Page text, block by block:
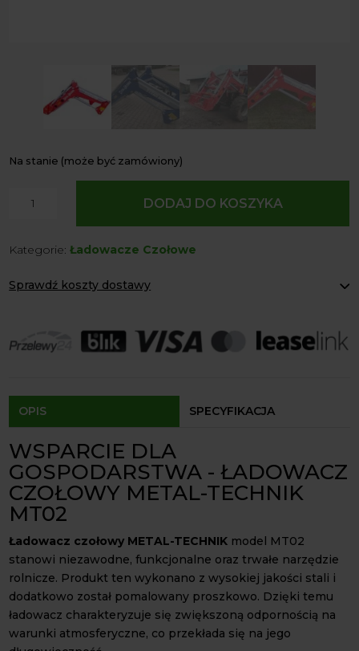
Na stanie (może być zamówiony)
METAL-
Model
DODAJ DO KOSZYKA
Kategorie:Ładowacze Czołowe
Sprawdź koszty dostawy
Agrol transport: 200 zł
Agrol transport gabaryty: ustalane indywidualnie
Dostępność form dostawy i ceny uzależniona od produktu.
OPIS SPECYFIKACJA
WSPARCIE DLA
GOSPODARSTWA - ŁADOWACZ
CZOŁOWY METAL-TECHNIK
MT02
Ładowacz czołowy METAL-TECHNIK model MT02
stanowi niezawodne, funkcjonalne oraz trwałe narzędzie
rolnicze. Produkt ten wykonano z wysokiej jakości stali i
dodatkowo został pomalowany proszkowo. Dzięki temu
ładowacz charakteryzuje się zwiększoną odpornością na
warunki atmosferyczne, co przekłada się na jego